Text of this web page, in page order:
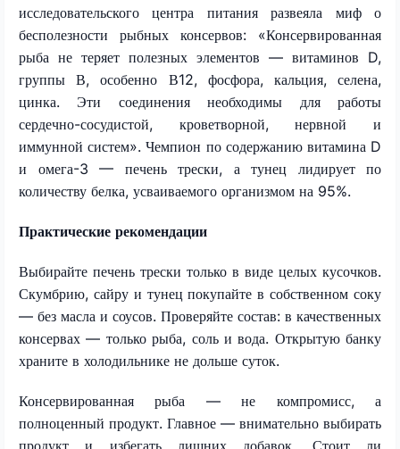
исследовательского центра питания развеяла миф о
бесполезности рыбных консервов: «Консервированная
рыба не теряет полезных элементов — витаминов D,
группы В, особенно В12, фосфора, кальция, селена,
цинка. Эти соединения необходимы для работы
сердечно-сосудистой, кроветворной, нервной и
иммунной систем». Чемпион по содержанию витамина D
и омега-3 — печень трески, а тунец лидирует по
количеству белка, усваиваемого организмом на 95%.
Практические рекомендации
Выбирайте печень трески только в виде целых кусочков.
Скумбрию, сайру и тунец покупайте в собственном соку
— без масла и соусов. Проверяйте состав: в качественных
консервах — только рыба, соль и вода. Открытую банку
храните в холодильнике не дольше суток.
Консервированная рыба — не компромисс, а
полноценный продукт. Главное — внимательно выбирать
продукт и избегать лишних добавок. Стоит ли